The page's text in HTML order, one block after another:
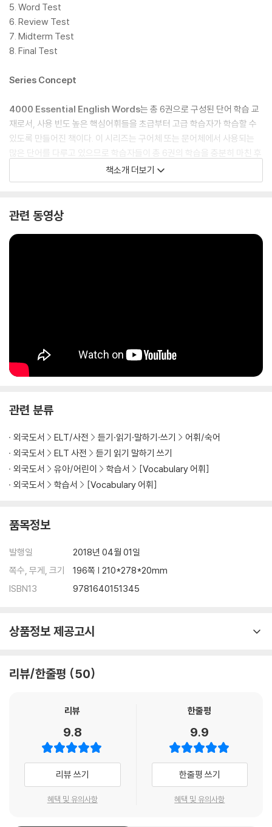
5. Word Test
6. Review Test
7. Midterm Test
8. Final Test
Series Concept
4000 Essential English Words는 총 6권으로 구성된 단어 학습 교
재로서, 사용 빈도 높은 핵심어휘들을 초급부터 고급 학습자가 학습할 수
있도록 만들어진 책이다. 이 시리즈는 구어체 또는 문어체에서 사용되는
많은 단어를 다루고 있으므로 학습자들이 총 6권의 학습을 충분히 마친 후
에는 영어 단어로 인한 고민을 더는 할 필요가 없도록 기획되었다.
- 다양한 연습문제들을 통한 어휘력 향상 도모
STUDENT BOOK
- 쉽고 빠른 연산을 위해 예문에 맞는 이미지와 함께, 발음기호, 품사, 정의
- 정확한 발음 및 듣기 연습을 위한 음원 수록 (QR코드)
Vocabulary Exercises (2pages)
- 20개의 target words를 활용한 다양한 연습문제를 통해, 단어의 의미
Reading Passage & Reading Comprehension (2pages)
- 각 단원의 target word를 포함하는 reading passage와 compreh
책소개 더보기
관련 동영상
관련 분류
외국도서 ELT/사전 듣기·읽기·말하기·쓰기
어휘/숙어
외국도서
ELT 사전
듣기 읽기 말하기 쓰기
외국도서
유아/어린이 학습서
[Vocabulary 어휘]
외국도서
학습서 [Vocabulary 어휘]
품목정보
발행일
2018년 04월 01일
쪽수, 무게, 크기
196쪽 | 210*278*20mm
ISBN13
9781640151345
상품정보 제공고시
리뷰/한줄평 50
리뷰
9.8
리뷰 쓰기
혜택 및 유의사항
한줄평
9.9
한줄평 쓰기
혜택 및 유의사항